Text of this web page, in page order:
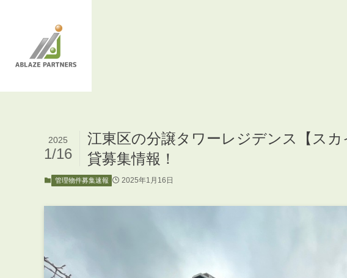
江東区の分譲タワーレジデンス【ス
貸募集情報！
2025
1/16
管理物件募集速報 2025年1月16日